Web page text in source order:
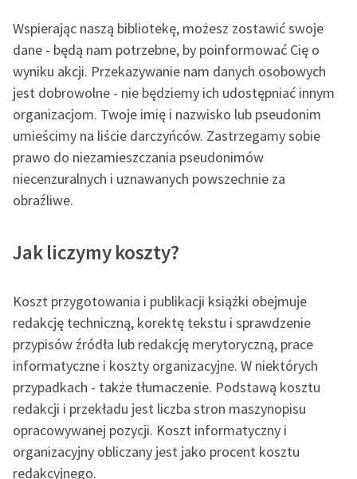
Feministyczne inspiracje.
Popularyzacja
skandynawskiej literatury
feministycznej
Ręce pełne poezji
Kolekcje edukacyjne
twórców przechodzących
do domeny publicznej,
Szkoła Poezji Wolnych
Lektur
O nas
Kontakt
O projekcie
Zespół
Wspierając naszą bibliotekę, możesz zostawić swoje
dane - będą nam potrzebne, by poinformować Cię o
wyniku akcji. Przekazywanie nam danych osobowych
jest dobrowolne - nie będziemy ich udostępniać innym
organizacjom. Twoje imię i nazwisko lub pseudonim
umieścimy na liście darczyńców. Zastrzegamy sobie
prawo do niezamieszczania pseudonimów
niecenzuralnych i uznawanych powszechnie za
obraźliwe.
Jak liczymy koszty?
Koszt przygotowania i publikacji książki obejmuje
redakcję techniczną, korektę tekstu i sprawdzenie
przypisów źródła lub redakcję merytoryczną, prace
informatyczne i koszty organizacyjne. W niektórych
przypadkach - także tłumaczenie. Podstawą kosztu
redakcji i przekładu jest liczba stron maszynopisu
opracowywanej pozycji. Koszt informatyczny i
organizacyjny obliczany jest jako procent kosztu
redakcyjnego.